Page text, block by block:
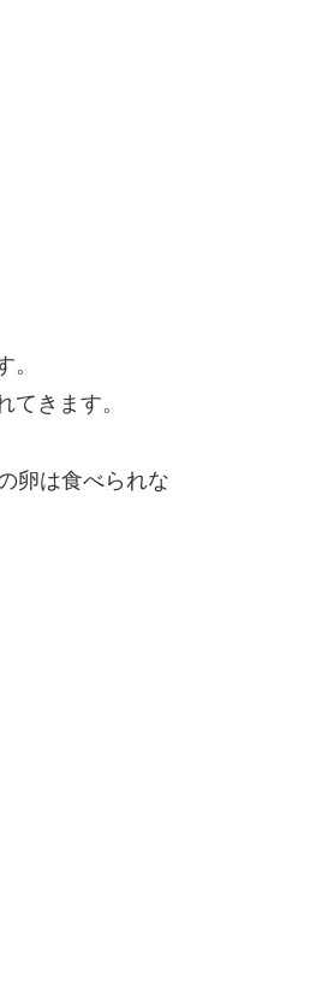
きます。
卵は食べられな